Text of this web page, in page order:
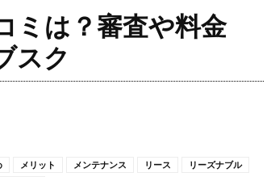
動
ミは？審査や料金
スク
メリット メンテナンス リース
リーズナブル